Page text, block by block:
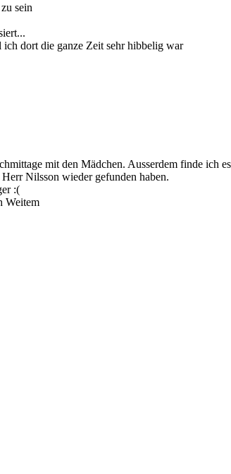
sein
dort die ganze Zeit sehr hibbelig war
mit den Mädchen. Ausserdem finde ich
Nilsson wieder gefunden haben.
:(
Weitem